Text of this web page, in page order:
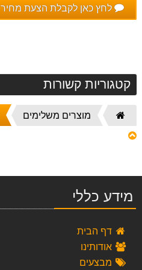
לחץ כאן לקבלת הצעת מחיר
קטגוריות קשורות
דף
הבית
מוצרים משלימים
מידע כללי
דף הבית
אודותינו
מבצעים